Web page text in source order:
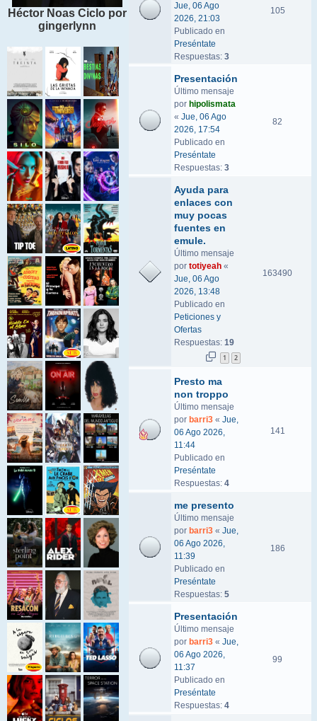
Héctor Noas Ciclo por
gingerlynn
Jue, 06 Ago
2026, 21:03
Publicado en
Preséntate
Respuestas: 3
105
Presentación
Último mensaje
por hipolismata
« Jue, 06 Ago
2026, 17:54
Publicado en
Preséntate
Respuestas: 3
82
Ayuda para
enlaces con
muy pocas
fuentes en
emule.
Último mensaje
por totiyeah «
Jue, 06 Ago
2026, 13:48
Publicado en
Peticiones y
Ofertas
Respuestas: 19
1 2
163490
Presto ma
non troppo
Último mensaje
por barri3 « Jue,
06 Ago 2026,
11:44
Publicado en
Preséntate
Respuestas: 4
141
me presento
Último mensaje
por barri3 « Jue,
06 Ago 2026,
11:39
Publicado en
Preséntate
Respuestas: 5
186
Presentación
Último mensaje
por barri3 « Jue,
06 Ago 2026,
11:37
Publicado en
Preséntate
Respuestas: 4
99